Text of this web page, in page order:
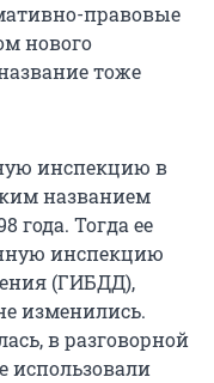
правовые
нового
тоже
инспекцию в
названием
года. Тогда ее
инспекцию
(ГИБДД),
изменились.
в разговорной
использовали